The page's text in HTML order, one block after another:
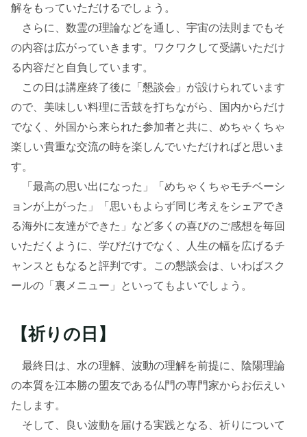
解をもっていただけるでしょう。
さらに、数霊の理論などを通し、宇宙の法則までもそ
の内容は広がっていきます。ワクワクして受講いただけ
る内容だと自負しています。
この日は講座終了後に「懇談会」が設けられています
ので、美味しい料理に舌鼓を打ちながら、国内からだけ
でなく、外国から来られた参加者と共に、めちゃくちゃ
楽しい貴重な交流の時を楽しんでいただければと思いま
す。
「最高の思い出になった」「めちゃくちゃモチベーシ
ョンが上がった」「思いもよらず同じ考えをシェアでき
る海外に友達ができた」など多くの喜びのご感想を毎回
いただくように、学びだけでなく、人生の幅を広げるチ
ャンスともなると評判です。この懇談会は、いわばスク
ールの「裏メニュー」といってもよいでしょう。
【祈りの日】
最終日は、水の理解、波動の理解を前提に、陰陽理論
の本質を江本勝の盟友である仏門の専門家からお伝えい
たします。
そして、良い波動を届ける実践となる、祈りについて